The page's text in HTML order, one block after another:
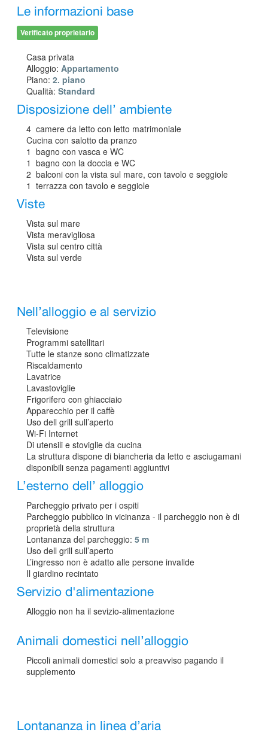
Le informazioni base
Verificato proprietario
Casa privata
Alloggio: Appartamento
Piano: 2. piano
Qualità: Standard
Disposizione dell’ ambiente
4 camere da letto con letto matrimoniale
Cucina con salotto da pranzo
1 bagno con vasca e WC
1 bagno con la doccia e WC
2 balconi con la vista sul mare, con tavolo e seggiole
1 terrazza con tavolo e seggiole
Viste
Vista sul mare
Vista meravigliosa
Vista sul centro città
Vista sul verde
Nell’alloggio e al servizio
Televisione
Programmi satellitari
Tutte le stanze sono climatizzate
Riscaldamento
Lavatrice
Lavastoviglie
Frigorifero con ghiacciaio
Apparecchio per il caffè
Uso dell grill sull’aperto
Wi-Fi Internet
Di utensili e stoviglie da cucina
La struttura dispone di biancheria da letto e asciugamani
disponibili senza pagamenti aggiuntivi
L’esterno dell’ alloggio
Parcheggio privato per i ospiti
Parcheggio pubblico in vicinanza - il parcheggio non è di
proprietà della struttura
Lontananza del parcheggio: 5 m
Uso dell grill sull’aperto
L’ingresso non è adatto alle persone invalide
Il giardino recintato
Servizio d'alimentazione
Alloggio non ha il sevizio-alimentazione
Animali domestici nell’alloggio
Piccoli animali domestici solo a preavviso pagando il
supplemento
Lontananza in linea d’aria